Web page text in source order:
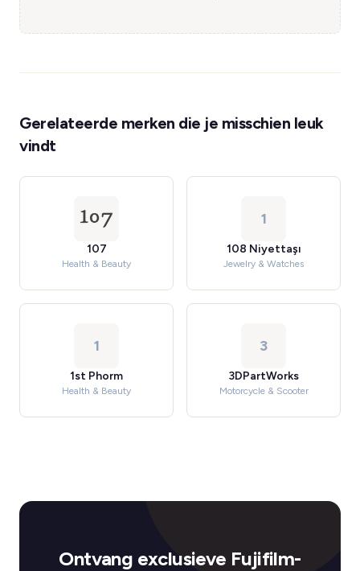
Gerelateerde merken die je misschien leuk
vindt
107
Health & Beauty
1
108 Niyettaşı
Jewelry & Watches
1
1st Phorm
Health & Beauty
3
3DPartWorks
Motorcycle & Scooter
Ontvang exclusieve Fujifilm-